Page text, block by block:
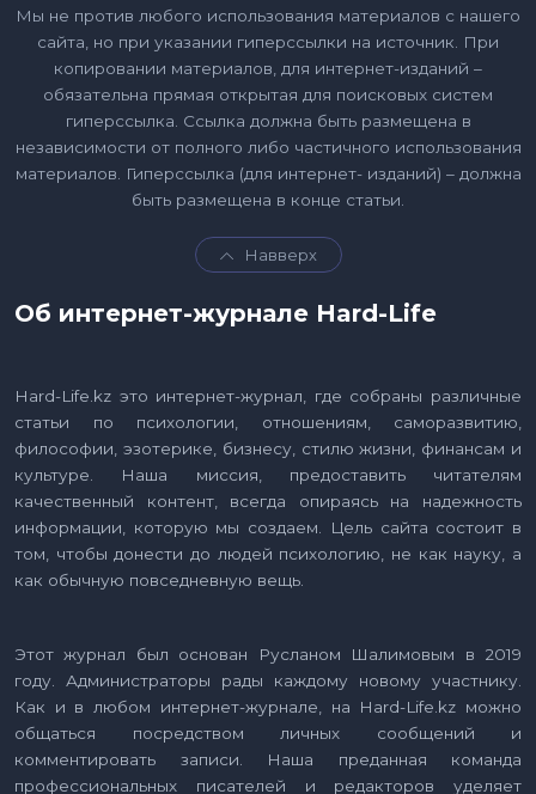
Мы не против любого использования материалов с нашего
сайта, но при указании гиперссылки на источник. При
копировании материалов, для интернет-изданий –
обязательна прямая открытая для поисковых систем
гиперссылка. Ссылка должна быть размещена в
независимости от полного либо частичного использования
материалов. Гиперссылка (для интернет- изданий) – должна
быть размещена в конце статьи.
Навверх
Об интернет-журнале Hard-Life
Hard-Life.kz это интернет-журнал, где собраны различные
статьи по психологии, отношениям, саморазвитию,
философии, эзотерике, бизнесу, стилю жизни, финансам и
культуре. Наша миссия, предоставить читателям
качественный контент, всегда опираясь на надежность
информации, которую мы создаем. Цель сайта состоит в
том, чтобы донести до людей психологию, не как науку, а
как обычную повседневную вещь.
Этот журнал был основан Русланом Шалимовым в 2019
году. Администраторы рады каждому новому участнику.
Как и в любом интернет-журнале, на Hard-Life.kz можно
общаться посредством личных сообщений и
комментировать записи. Наша преданная команда
профессиональных писателей и редакторов уделяет